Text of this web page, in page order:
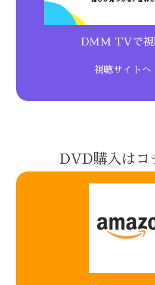
DMM TVで視
視聴サイトへ
DVD購入はコ